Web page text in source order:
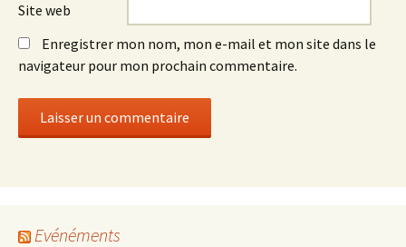
Site web
Enregistrer mon nom, mon e-mail et mon site dans le
navigateur pour mon prochain commentaire.
Evénéments